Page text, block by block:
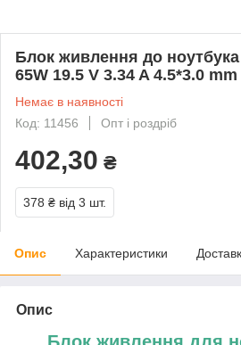
Блок живлення до
65W 19.5 V 3.34 A 4.5*3.0 mm
Немає в наявності
Код: 11456
Опт і роздріб
402,30 ₴
378 ₴ від 3 шт.
Опис Характеристики
Опис